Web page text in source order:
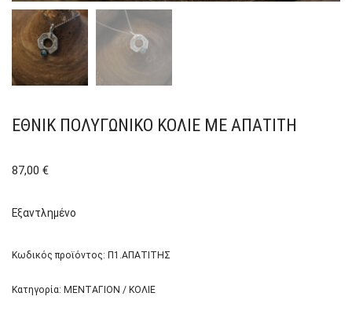
ΈΘΝΙΚ ΠΟΛΥΓΩΝΙΚΌ ΚΟΛΙΈ ΜΕ ΑΠΑΤΊΤΗ
87,00 €
Εξαντλημένο
Κωδικός προϊόντος: Π1.ΑΠΑΤΙΤΗΣ
Κατηγορία: ΜΕΝΤΑΓΙΟΝ / ΚΟΛΙΕ